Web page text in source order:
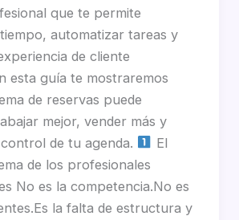
que te permite
automatizar tareas y
de cliente
esta guía te mostraremos
de reservas puede
mejor, vender más y
de tu agenda.
El
de los profesionales
No es la competencia.No es
la falta de estructura y